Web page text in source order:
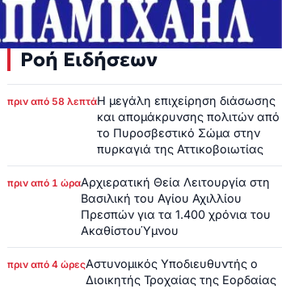
Ροή Ειδήσεων
πριν από 58 λεπτάΗ μεγάλη επιχείρηση διάσωσης
και απομάκρυνσης πολιτών από
το Πυροσβεστικό Σώμα στην
πυρκαγιά της Αττικοβοιωτίας
πριν από 1 ώραΑρχιερατική Θεία Λειτουργία στη
Βασιλική του Αγίου Αχιλλίου
Πρεσπών για τα 1.400 χρόνια του
ΑκαθίστουΎμνου
πριν από 4 ώρεςΑστυνομικός Υποδιευθυντής ο
Διοικητής Τροχαίας της Εορδαίας